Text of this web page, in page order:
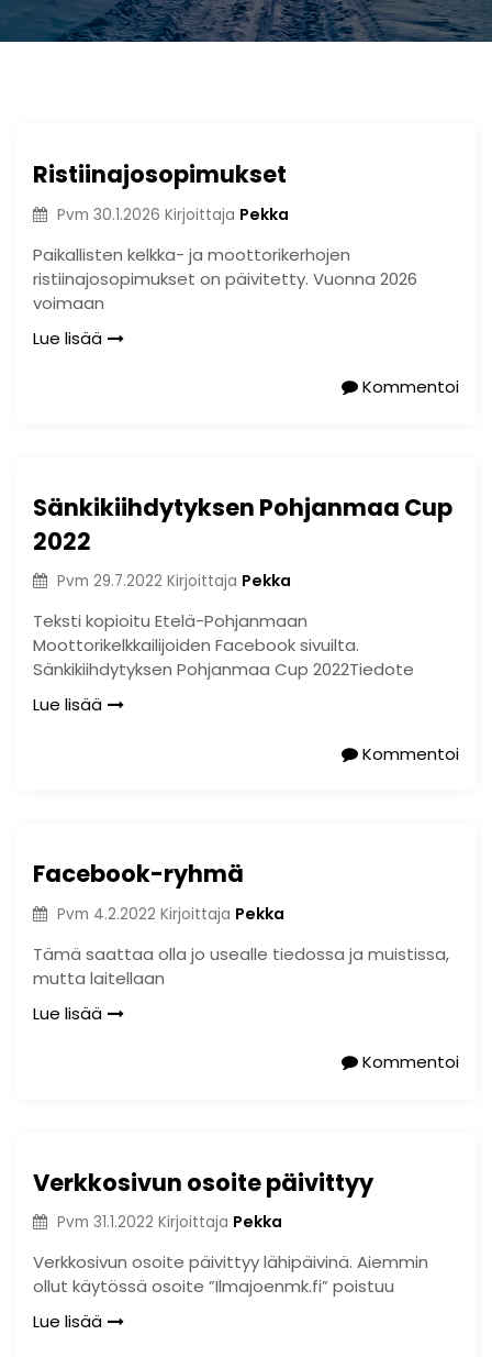
Ristiinajosopimukset
Pvm 30.1.2026 Kirjoittaja Pekka
Paikallisten kelkka- ja moottorikerhojen
ristiinajosopimukset on päivitetty. Vuonna 2026
voimaan
Lue lisää
Kommentoi
Sänkikiihdytyksen Pohjanmaa Cup
2022
Pvm 29.7.2022 Kirjoittaja Pekka
Teksti kopioitu Etelä-Pohjanmaan
Moottorikelkkailijoiden Facebook sivuilta.
Sänkikiihdytyksen Pohjanmaa Cup 2022Tiedote
Lue lisää
Kommentoi
Facebook-ryhmä
Pvm 4.2.2022 Kirjoittaja Pekka
Tämä saattaa olla jo usealle tiedossa ja muistissa,
mutta laitellaan
Lue lisää
Kommentoi
Verkkosivun osoite päivittyy
Pvm 31.1.2022 Kirjoittaja Pekka
Verkkosivun osoite päivittyy lähipäivinä. Aiemmin
ollut käytössä osoite ”Ilmajoenmk.fi” poistuu
Lue lisää